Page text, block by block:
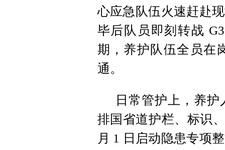
心应急队伍火速赶赴
毕后队员即刻转战
期，养护队伍全员在
通。
日常管护上，养
排国省道护栏、标识
月 1 日启动隐患专项